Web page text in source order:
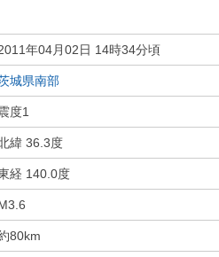
年04月02日 14時34分頃
城県南部
度1
緯 36.3度
経 140.0度
80km